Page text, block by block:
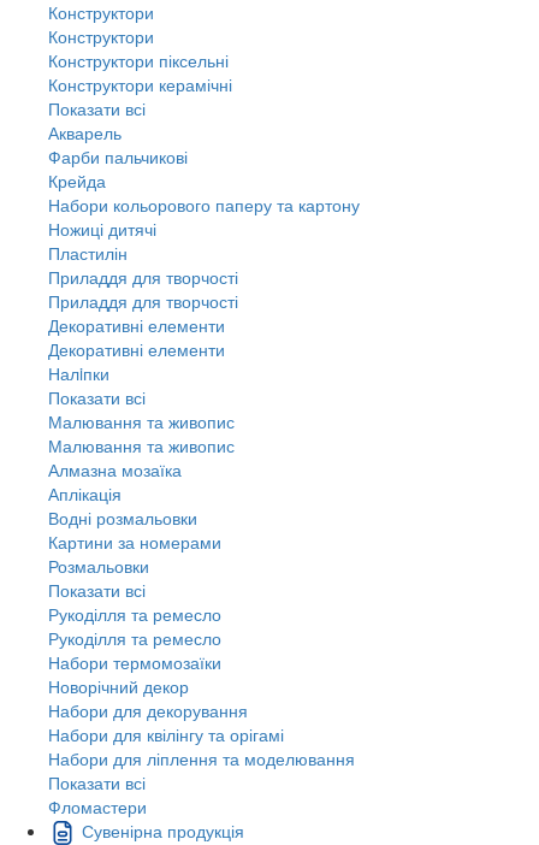
Конструктори
Конструктори
Конструктори піксельні
Конструктори керамічні
Показати всі
Акварель
Фарби пальчикові
Крейда
Набори кольорового паперу та картону
Ножиці дитячі
Пластилін
Приладдя для творчості
Приладдя для творчості
Декоративні елементи
Декоративні елементи
Налiпки
Показати всі
Малювання та живопис
Малювання та живопис
Алмазна мозаїка
Аплікація
Водні розмальовки
Картини за номерами
Розмальовки
Показати всі
Рукоділля та ремесло
Рукоділля та ремесло
Набори термомозаїки
Новорічний декор
Набори для декорування
Набори для квілінгу та орігамі
Набори для ліплення та моделювання
Показати всі
Фломастери
Сувенірна продукція